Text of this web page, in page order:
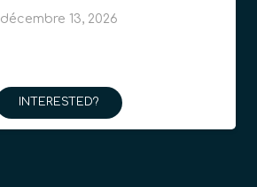
décembre 13, 2026
INTERESTED?